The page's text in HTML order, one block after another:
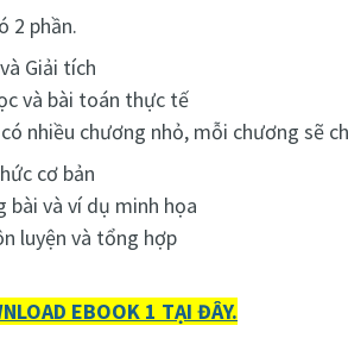
2 phần.
Giải tích
và bài toán thực tế
nhiều chương nhỏ, mỗi chương sẽ
cơ bản
bài và ví dụ minh họa
luyện và tổng hợp
EBOOK 1 TẠI ĐÂY.